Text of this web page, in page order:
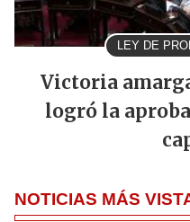
LEY DE
Victoria
logró la
NOTICIAS MÁS